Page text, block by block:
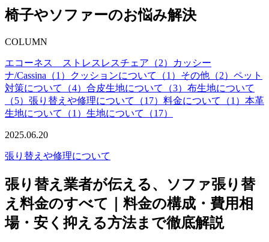
椅子やソファーのお悩み解決
COLUMN
エコーネス ストレスレスチェア（2）
カッシー
ナ/Cassina（1）
クッションについて（1） その他（2） ペット
対策について（4） 合皮生地について（3） 布生地について
（5） 張り替えや修理について（17） 料金について（1） 本革
生地について（1） 生地について（17）
2025.06.20
張り替えや修理について
張り替え業者が伝える、ソファ張り替
え料金のすべて｜料金の構成・費用相
場・安く抑える方法まで徹底解説